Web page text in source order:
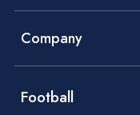
Company
Football